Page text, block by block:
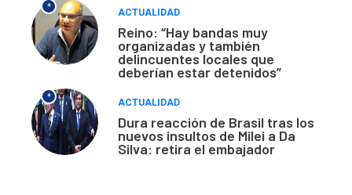
*
ACTUALIDAD
Reino: “Hay bandas muy
organizadas y también
delincuentes locales que
deberían estar detenidos”
*
ACTUALIDAD
Dura reacción de Brasil tras los
nuevos insultos de Milei a Da
Silva: retira el embajador